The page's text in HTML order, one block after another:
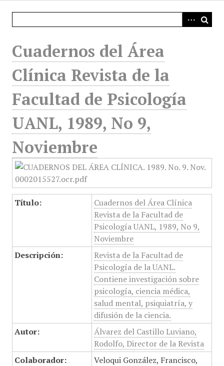
Cuadernos del Área
Clínica Revista de la
Facultad de Psicología
UANL, 1989, No 9,
Noviembre
Título:
Cuadernos del Área Clínica
Revista de la Facultad de
Psicología UANL, 1989, No 9,
Noviembre
Descripción:
Revista de la Facultad de
Psicología de la UANL.
Contiene investigación sobre
psicología, ciencia médica,
salud mental, psiquiatría, y
difusión de la ciencia.
Autor:
Álvarez del Castillo Luviano,
Rodolfo, Director de la Revista
Colaborador:
Veloqui González, Francisco,